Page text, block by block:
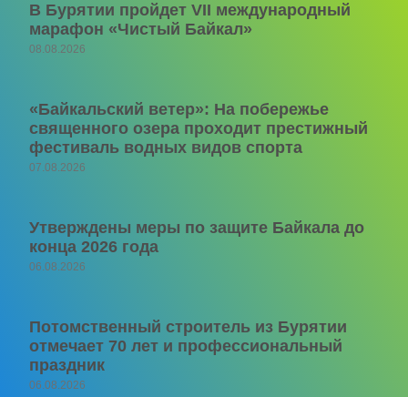
В Бурятии пройдет VII международный
марафон «Чистый Байкал»
08.08.2026
«Байкальский ветер»: На побережье
священного озера проходит престижный
фестиваль водных видов спорта
07.08.2026
Утверждены меры по защите Байкала до
конца 2026 года
06.08.2026
Потомственный строитель из Бурятии
отмечает 70 лет и профессиональный
праздник
06.08.2026